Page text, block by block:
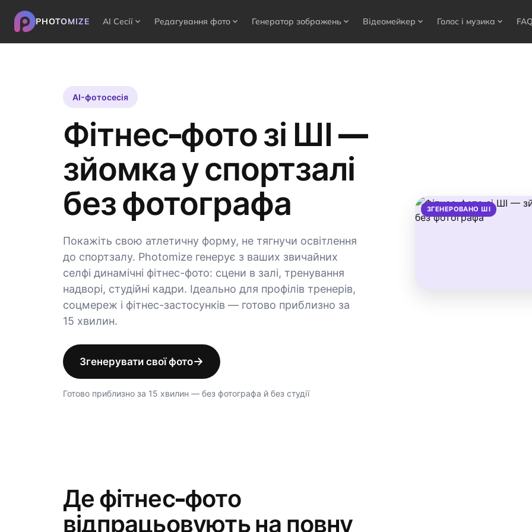
PHOTOMIZE AI Сесіїexpand_more Редагування фотоexpand_more Генератор зображень expand_more Відеомейкер expand_more Голос і музика expand_more FAQ
AI-фотосесія
Фітнес-фото зі ШІ —
зйомка у спортзалі
без фотографа
Покажіть свою атлетичну форму, не тягнучи освітлення
до спортзалу. Photomize генерує з ваших звичайних
селфі динамічні фітнес-фото: сцени в залі, тренування
надворі, студійні кадри. Ідеально для профілів тренерів,
соцмереж і фітнес-застосунків — готово приблизно за
15 хвилин.
Згенерувати свої фото→
Готово приблизно за 15 хвилин — без фотографа й без студії
ЗГЕНЕРОВАНО ШІ
Де фітнес-фото
відпрацьовують на повну